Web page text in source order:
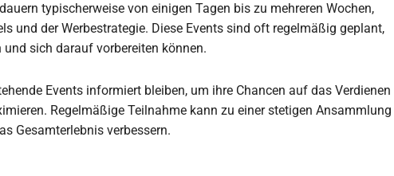
typischerweise von einigen Tagen bis zu mehreren Wochen,
und der Werbestrategie. Diese Events sind oft regelmäßig geplant,
sich darauf vorbereiten können.
Events informiert bleiben, um ihre Chancen auf das Verdienen
Regelmäßige Teilnahme kann zu einer stetigen Ansammlung
Gesamterlebnis verbessern.